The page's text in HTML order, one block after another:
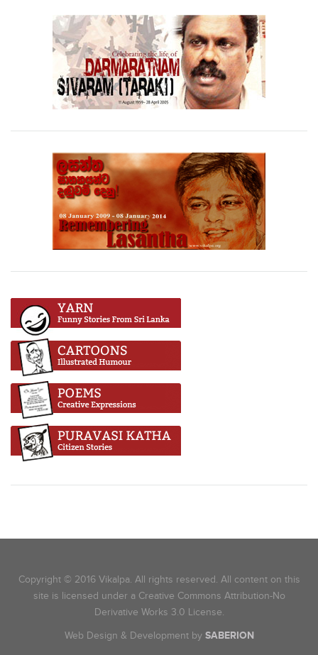
Copyright © 2016 Vikalpa. All rights reserved. All content on this
site is licensed under a Creative Commons Attribution-No
Derivative Works 3.0 License.
Web Design & Development by SABERION